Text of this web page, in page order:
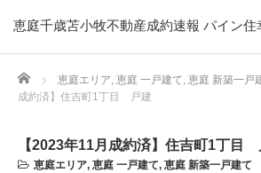
恵庭千歳苫小牧不動産成約速報 パイン住
Home 恵庭エリア, 恵庭 一戸建て, 恵庭 新築一戸
成約済】住吉町1丁目 戸建
【2023年11月成約済】住吉町1丁目
恵庭エリア, 恵庭 一戸建て, 恵庭 新築一戸建て